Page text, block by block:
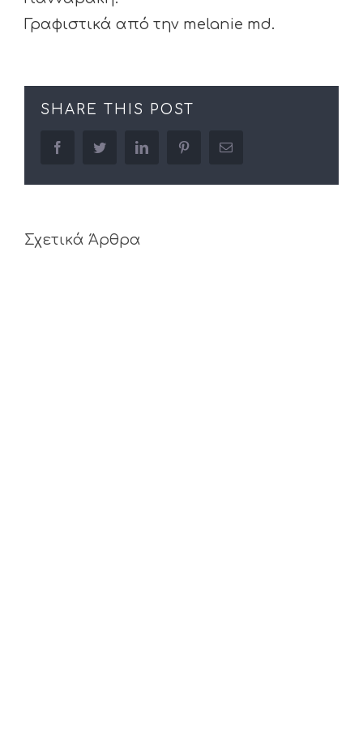
Γραφιστικά από την melanie md.
SHARE THIS POST
facebooktwitter linkedin pinterestEmail
Σχετικά Άρθρα